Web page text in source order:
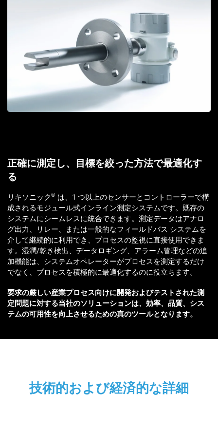
正確に測定し、目標を絞った方法で最適化す
る
リキソニック® は、1 つ以上のセンサーとコントローラーで構
成されるモジュール式インライン測定システムです。既存の
システムにシームレスに統合できます。測定データはアナロ
グ出力、リレー、または一般的なフィールドバス システムを
介して継続的に利用でき、プロセスの監視に直接使用できま
す。湿潤/乾き検出、データロギング、アラーム管理などの追
加機能は、システムオペレーターがプロセスを測定するだけ
でなく、プロセスを積極的に最適化するのに役立ちます。
要求の厳しい産業プロセス向けに開発およびテストされた測
定問題に対する当社のソリューションは、効率、品質、シス
テムの可用性を向上させるための真のツールとなります。
技術的および経済的な詳細